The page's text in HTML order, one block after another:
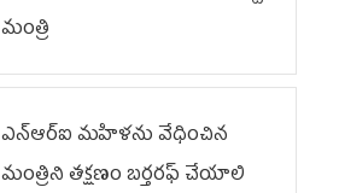
మంత్రి
ఎన్ఆర్ఐ మహిళను వేధించిన
మంత్రిని త‌క్ష‌ణం బ‌ర్త‌ర‌ఫ్ చేయాలి